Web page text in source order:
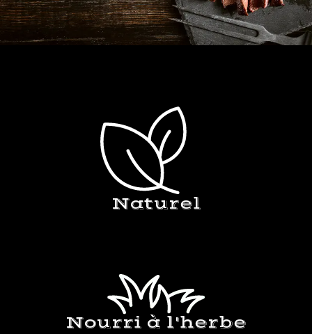
Naturel
Nourri à l'herbe